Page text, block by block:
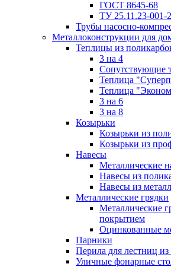
ГОСТ 8645-68
ТУ 25.11.23-001-
Трубы насосно-
Металлоконструкции для
Теплицы из
3 на 4
Сопутствующие
Теплица
Теплица
3 на 6
3 на 8
Козырьки
Козырьки из
Козырьки из
Навесы
Металлические
Навесы из
Навесы из
Металлические грядки
Металлические
покрытием
Оцинкованные
Парники
Перила для лестниц из
Уличные фонарные